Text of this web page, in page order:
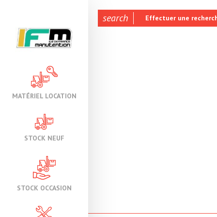
MATÉRIEL LOCATION
STOCK NEUF
STOCK OCCASION
search Effectuer une